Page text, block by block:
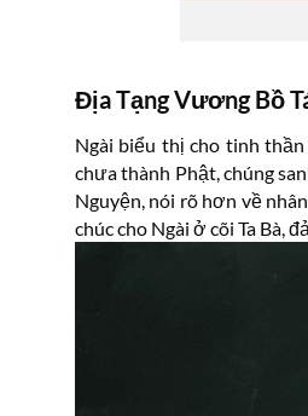
Địa Tạng Vương Bồ
Ngài biểu thị cho tinh
chưa thành Phật, chúng
Nguyện, nói rõ hơn về
chúc cho Ngài ở cõi Ta Bà,